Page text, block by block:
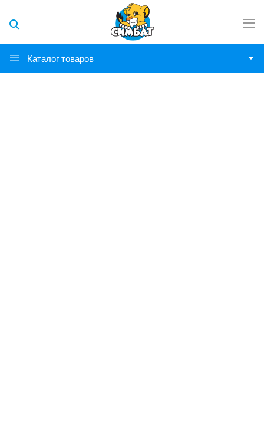
Каталог товаров